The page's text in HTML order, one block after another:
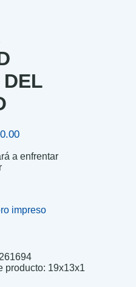
DEL
Price
$12,900.00
a enfrentar
impreso
producto: 19x13x1